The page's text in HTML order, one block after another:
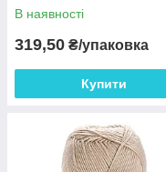
В наявності
319,50 ₴/упаковка
Купити